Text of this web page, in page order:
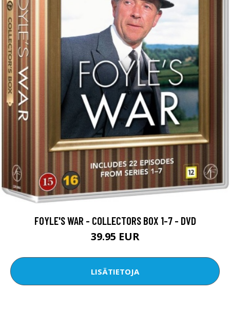
FOYLE'S WAR - COLLECTORS BOX 1-7 - DVD
39.95 EUR
LISÄTIETOJA